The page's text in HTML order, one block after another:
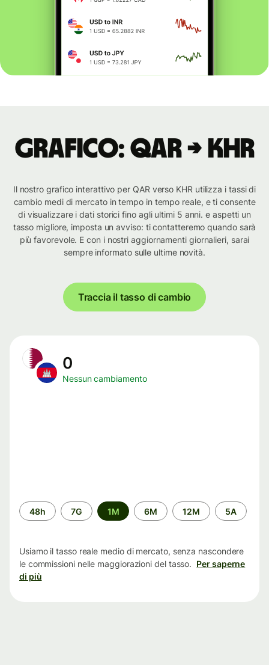
Grafico: QAR → KHR
Il nostro grafico interattivo per QAR verso KHR utilizza i tassi di
cambio medi di mercato in tempo in tempo reale, e ti consente
di visualizzare i dati storici fino agli ultimi 5 anni. e aspetti un
tasso migliore, imposta un avviso: ti contatteremo quando sarà
più favorevole. E con i nostri aggiornamenti giornalieri, sarai
sempre informato sulle ultime novità.
Traccia il tasso di cambio
0
Nessun cambiamento
Periodo
di
48h 7G 1M 6M 12M 5A
Usiamo il tasso reale medio di mercato, senza nascondere
le commissioni nelle maggiorazioni del tasso. Per saperne
di più